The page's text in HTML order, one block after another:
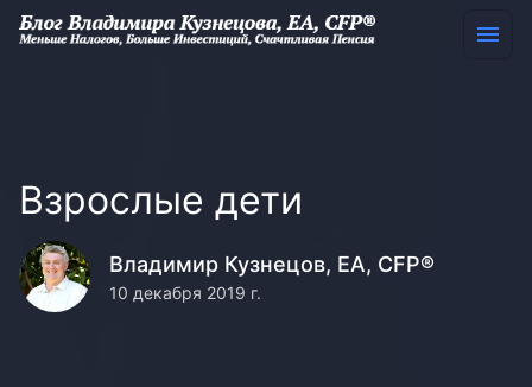
Взрослые дети
Владимир Кузнецов, EA, CFP®
10 декабря 2019 г.